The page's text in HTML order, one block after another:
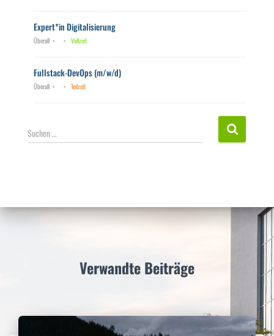
Expert*in Digitalisierung
Überall Vollzeit
Fullstack-DevOps (m/w/d)
Überall Teilzeit
S
u
n
Suchen …
Verwandte Beiträge